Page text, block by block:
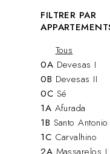
FILTRER PAR
Tous
0A Devesas I
0B Devesas II
0C Sé
1A Afurada
1B Santo
1C Carvalhino